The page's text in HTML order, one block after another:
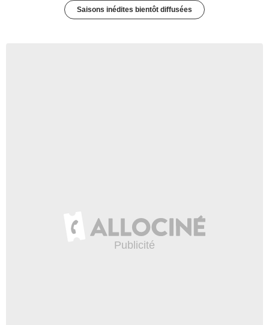
Saisons inédites bientôt diffusées